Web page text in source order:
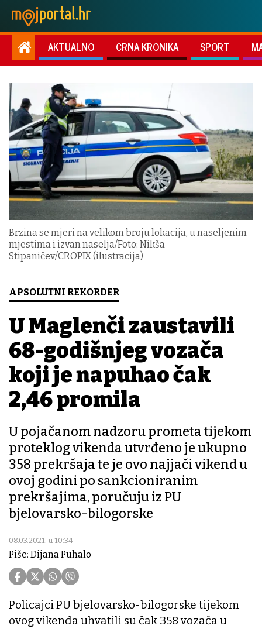
AKTUALNO CRNA KRONIKA SPORT
Brzina se mjeri na velikom broju lokacija, u naseljenim
mjestima i izvan naselja/Foto: Nikša
Stipaničev/CROPIX (ilustracija)
APSOLUTNI REKORDER
U Maglenči zaustavili
68-godišnjeg vozača
koji je napuhao čak
2,46 promila
U pojačanom nadzoru prometa tijekom
proteklog vikenda utvrđeno je ukupno
358 prekršaja te je ovo najjači vikend u
ovoj godini po sankcioniranim
prekršajima, poručuju iz PU
bjelovarsko-bilogorske
08.03.2021. u 10:34
Piše: Dijana Puhalo
Policajci PU bjelovarsko-bilogorske tijekom
ovog vikenda uhvatili su čak 358 vozača u